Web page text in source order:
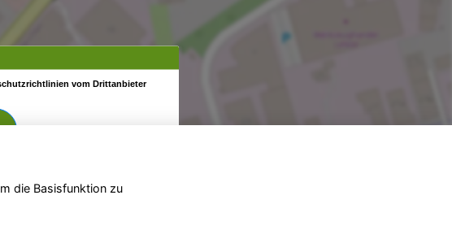
vom Drittanbieter
die Basisfunktion zu